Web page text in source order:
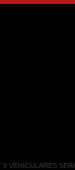
9 VEHICULARES